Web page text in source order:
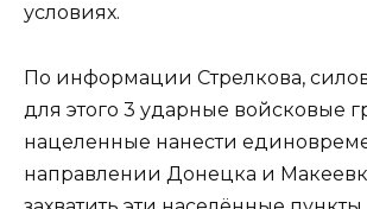
условиях.
По информации Стрелкова,
для этого 3 ударные войсковые
нацеленные нанести
направлении Донецка и